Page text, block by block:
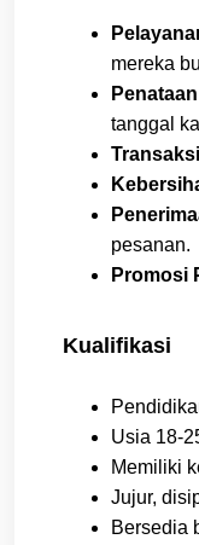
mereka
tanggal
pesanan.
Promosi
Kualifikasi
Usia 18-
Memiliki
Jujur,
Bersedia